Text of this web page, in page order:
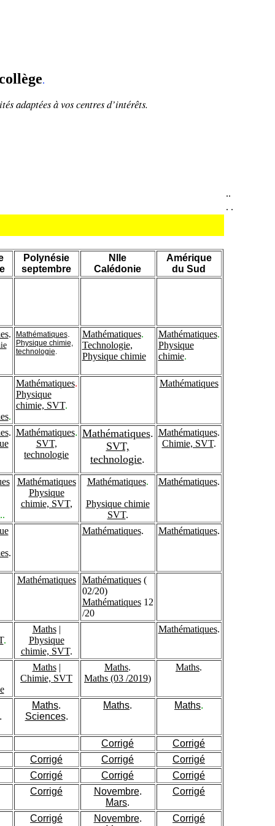
.
adaptées à vos centres d’intérêts.
..
. .
Polynésie
septembre
Nlle
Calédonie
Amérique
du Sud
. Mathématiques.
Physique chimie,
technologie.
Mathématiques.
Technologie,
Physique chimie
Mathématiques.
Physique
chimie.
.
Mathématiques.
Physique
chimie, SVT.
Mathématiques
. Mathématiques.
SVT,
technologie
Mathématiques.
SVT,
technologie.
Mathématiques.
Chimie, SVT.
..
Mathématiques
Physique
chimie, SVT,
Mathématiques.
Physique chimie
SVT.
Mathématiques.
.
Mathématiques. Mathématiques.
Mathématiques Mathématiques(
02/20)
Mathématiques 12
/20
.
Maths|
Physique
chimie, SVT.
Mathématiques.
Maths|
Chimie, SVT
Maths.
Maths (03 /2019)
Maths.
Maths.
Sciences.
Maths. Maths.
Corrigé
Corrigé
Corrigé Corrigé
Corrigé
Corrigé Corrigé
Corrigé
Corrigé Novembre.
Mars.
Corrigé
Corrigé Novembre.
Corrigé